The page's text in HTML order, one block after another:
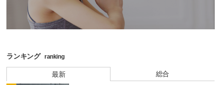
ランキング ranking
最新 総合